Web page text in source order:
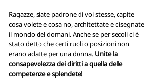
Ragazze, siate padrone di voi stesse, capite
cosa volete e cosa no, architettate e disegnate
il mondo del domani. Anche se per secoli ci è
stato detto che certi ruoli o posizioni non
erano adatte per una donna. Unite la
consapevolezza dei diritti a quella delle
competenze e splendete!